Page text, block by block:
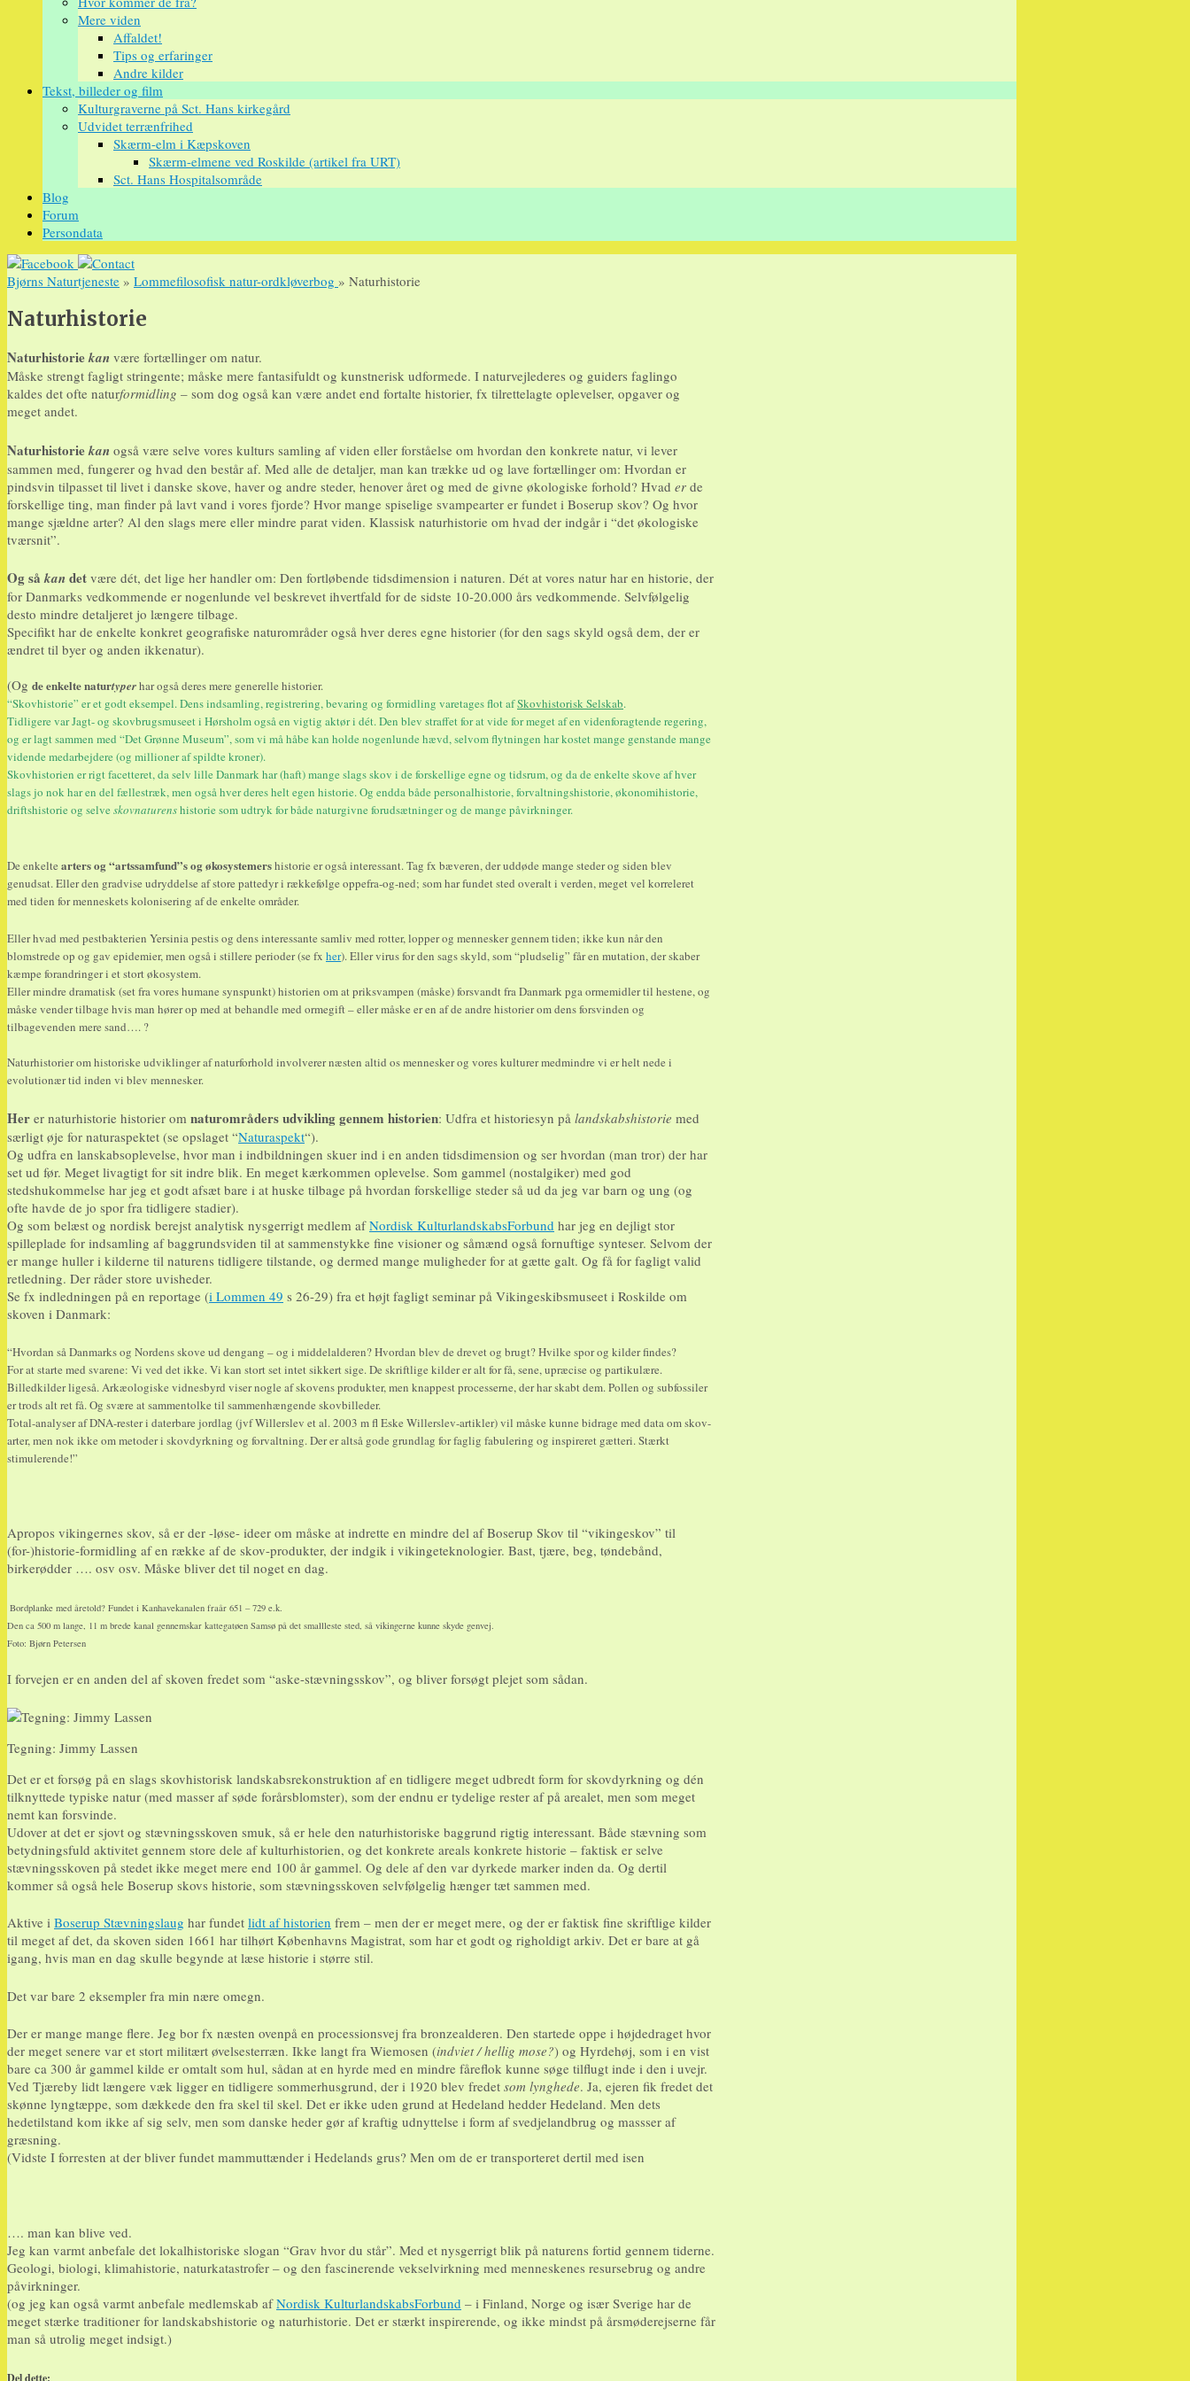
Mere viden
Affaldet!
Tips og erfaringer
Andre kilder
Tekst, billeder og film
Kulturgraverne på Sct. Hans kirkegård
Udvidet terrænfrihed
Skærm-elm i Kæpskoven
Skærm-elmene ved Roskilde (artikel fra URT)
Sct. Hans Hospitalsområde
Blog
Forum
Persondata
Bjørns Naturtjeneste » Lommefilosofisk natur-ordkløverbog » Naturhistorie
Naturhistorie
Naturhistoriekan være fortællinger om natur.
Måske strengt fagligt stringente; måske mere fantasifuldt og kunstnerisk udformede. I naturvejlederes og guiders faglingo
kaldes det ofte naturformidling – som dog også kan være andet end fortalte historier, fx tilrettelagte oplevelser, opgaver og
meget andet.
Naturhistoriekan også være selve vores kulturs samling af viden eller forståelse om hvordan den konkrete natur, vi lever
sammen med, fungerer og hvad den består af. Med alle de detaljer, man kan trække ud og lave fortællinger om: Hvordan er
pindsvin tilpasset til livet i danske skove, haver og andre steder, henover året og med de givne økologiske forhold? Hvad er de
forskellige ting, man finder på lavt vand i vores fjorde? Hvor mange spiselige svampearter er fundet i Boserup skov? Og hvor
mange sjældne arter? Al den slags mere eller mindre parat viden. Klassisk naturhistorie om hvad der indgår i “det økologiske
tværsnit”.
Og såkan det være dét, det lige her handler om: Den fortløbende tidsdimension i naturen. Dét at vores natur har en historie, der
for Danmarks vedkommende er nogenlunde vel beskrevet ihvertfald for de sidste 10-20.000 års vedkommende. Selvfølgelig
desto mindre detaljeret jo længere tilbage.
Specifikt har de enkelte konkret geografiske naturområder også hver deres egne historier (for den sags skyld også dem, der er
ændret til byer og anden ikkenatur).
(Og de enkelte naturtyperhar også deres mere generelle historier.
“Skovhistorie” er et godt eksempel. Dens indsamling, registrering, bevaring og formidling varetages flot afSkovhistorisk Selskab.
Tidligere var Jagt- og skovbrugsmuseet i Hørsholm også en vigtig aktør i dét. Den blev straffet for at vide for meget af en videnforagtende regering,
og er lagt sammen med “Det Grønne Museum”, som vi må håbe kan holde nogenlunde hævd, selvom flytningen har kostet mange genstande mange
vidende medarbejdere (og millioner af spildte kroner).
Skovhistorien er rigt facetteret, da selv lille Danmark har (haft) mange slags skov i de forskellige egne og tidsrum, og da de enkelte skove af hver
slags jo nok har en del fællestræk, men også hver deres helt egen historie. Og endda både personalhistorie, forvaltningshistorie, økonomihistorie,
driftshistorie og selve skovnaturenshistorie som udtryk for både naturgivne forudsætninger og de mange påvirkninger.
De enkelte arters og “artssamfund”s og økosystemershistorie er også interessant. Tag fx bæveren, der uddøde mange steder og siden blev
genudsat. Eller den gradvise udryddelse af store pattedyr i rækkefølge oppefra-og-ned; som har fundet sted overalt i verden, meget vel korreleret
med tiden for menneskets kolonisering af de enkelte områder.
Eller hvad med pestbakterien Yersinia pestis og dens interessante samliv med rotter, lopper og mennesker gennem tiden; ikke kun når den
blomstrede op og gav epidemier, men også i stillere perioder (se fx her). Eller virus for den sags skyld, som “pludselig” får en mutation, der skaber
kæmpe forandringer i et stort økosystem.
Eller mindre dramatisk (set fra vores humane synspunkt) historien om at priksvampen (måske) forsvandt fra Danmark pga ormemidler til hestene, og
måske vender tilbage hvis man hører op med at behandle med ormegift – eller måske er en af de andre historier om dens forsvinden og
tilbagevenden mere sand…. ?
Naturhistorier om historiske udviklinger af naturforhold involverer næsten altid os mennesker og vores kulturer medmindre vi er helt nede i
evolutionær tid inden vi blev mennesker.
Her er naturhistorie historier om naturområders udvikling gennem historien: Udfra et historiesyn på landskabshistorie med
særligt øje for naturaspektet (se opslaget “Naturaspekt“).
Og udfra en lanskabsoplevelse, hvor man i indbildningen skuer ind i en anden tidsdimension og ser hvordan (man tror) der har
set ud før. Meget livagtigt for sit indre blik. En meget kærkommen oplevelse. Som gammel (nostalgiker) med god
stedshukommelse har jeg et godt afsæt bare i at huske tilbage på hvordan forskellige steder så ud da jeg var barn og ung (og
ofte havde de jo spor fra tidligere stadier).
Og som belæst og nordisk berejst analytisk nysgerrigt medlem afNordisk KulturlandskabsForbund har jeg en dejligt stor
spilleplade for indsamling af baggrundsviden til at sammenstykke fine visioner og såmænd også fornuftige synteser. Selvom der
er mange huller i kilderne til naturens tidligere tilstande, og dermed mange muligheder for at gætte galt. Og få for fagligt valid
retledning. Der råder store uvisheder.
Se fx indledningen på en reportage (i Lommen 49 s 26-29) fra et højt fagligt seminar på Vikingeskibsmuseet i Roskilde om
skoven i Danmark:
“Hvordan så Danmarks og Nordens skove ud dengang – og i middelalderen? Hvordan blev de drevet og brugt? Hvilke spor og kilder findes?
For at starte med svarene: Vi ved det ikke. Vi kan stort set intet sikkert sige. De skriftlige kilder er alt for få, sene, upræcise og partikulære.
Billedkilder ligeså. Arkæologiske vidnesbyrd viser nogle af skovens produkter, men knappest processerne, der har skabt dem. Pollen og subfossiler
er trods alt ret få. Og svære at sammentolke til sammenhængende skovbilleder.
Total-analyser af DNA-rester i daterbare jordlag (jvf Willerslev et al. 2003 m fl Eske Willerslev-artikler) vil måske kunne bidrage med data om skov-
arter, men nok ikke om metoder i skovdyrkning og forvaltning. Der er altså gode grundlag for faglig fabulering og inspireret gætteri. Stærkt
stimulerende!”
Apropos vikingernes skov, så er der -løse- ideer om måske at indrette en mindre del af Boserup Skov til “vikingeskov” til
(for-)historie-formidling af en række af de skov-produkter, der indgik i vikingeteknologier. Bast, tjære, beg, tøndebånd,
birkerødder …. osv osv. Måske bliver det til noget en dag.
Bordplanke med åretold? Fundet i Kanhavekanalen fraår 651 – 729 e.k.
Den ca 500 m lange, 11 m brede kanal gennemskar kattegatøen Samsø på det smallleste sted, så vikingerne kunne skyde genvej.
Foto: Bjørn Petersen
I forvejen er en anden del af skoven fredet som “aske-stævningsskov”, og bliver forsøgt plejet som sådan.
Tegning: Jimmy Lassen
Det er et forsøg på en slags skovhistorisk landskabsrekonstruktion af en tidligere meget udbredt form for skovdyrkning og dén
tilknyttede typiske natur (med masser af søde forårsblomster), som der endnu er tydelige rester af på arealet, men som meget
nemt kan forsvinde.
Udover at det er sjovt og stævningsskoven smuk, så er hele den naturhistoriske baggrund rigtig interessant. Både stævning som
betydningsfuld aktivitet gennem store dele af kulturhistorien, og det konkrete areals konkrete historie – faktisk er selve
stævningsskoven på stedet ikke meget mere end 100 år gammel. Og dele af den var dyrkede marker inden da. Og dertil
kommer så også hele Boserup skovs historie, som stævningsskoven selvfølgelig hænger tæt sammen med.
Aktive i Boserup Stævningslaug har fundet lidt af historien frem – men der er meget mere, og der er faktisk fine skriftlige kilder
til meget af det, da skoven siden 1661 har tilhørt Københavns Magistrat, som har et godt og righoldigt arkiv. Det er bare at gå
igang, hvis man en dag skulle begynde at læse historie i større stil.
Det var bare 2 eksempler fra min nære omegn.
Der er mange mange flere. Jeg bor fx næsten ovenpå en processionsvej fra bronzealderen. Den startede oppe i højdedraget hvor
der meget senere var et stort militært øvelsesterræn. Ikke langt fra Wiemosen (indviet / hellig mose?) og Hyrdehøj, som i en vist
bare ca 300 år gammel kilde er omtalt som hul, sådan at en hyrde med en mindre fåreflok kunne søge tilflugt inde i den i uvejr.
Ved Tjæreby lidt længere væk ligger en tidligere sommerhusgrund, der i 1920 blev fredet som lynghede. Ja, ejeren fik fredet det
skønne lyngtæppe, som dækkede den fra skel til skel. Det er ikke uden grund at Hedeland hedder Hedeland. Men dets
hedetilstand kom ikke af sig selv, men som danske heder gør af kraftig udnyttelse i form af svedjelandbrug og massser af
græsning.
(Vidste I forresten at der bliver fundet mammuttænder i Hedelands grus? Men om de er transporteret dertil med isen
…. man kan blive ved.
Jeg kan varmt anbefale det lokalhistoriske slogan “Grav hvor du står”. Med et nysgerrigt blik på naturens fortid gennem tiderne.
Geologi, biologi, klimahistorie, naturkatastrofer – og den fascinerende vekselvirkning med menneskenes resursebrug og andre
påvirkninger.
(og jeg kan også varmt anbefale medlemskab afNordisk KulturlandskabsForbund – i Finland, Norge og især Sverige har de
meget stærke traditioner for landskabshistorie og naturhistorie. Det er stærkt inspirerende, og ikke mindst på årsmøderejserne får
man så utrolig meget indsigt.)
Del dette: